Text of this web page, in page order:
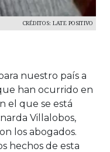
CRÉDITOS: LATE POSITIVO
nuestro país a
han ocurrido en
el que se está
Villalobos,
los abogados.
hechos de esta